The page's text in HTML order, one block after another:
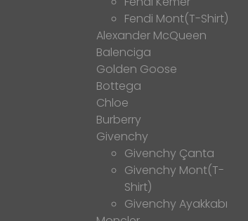
Fendi Mont(T-Shirt)
Alexander McQueen
Balenciga
Golden Goose
Bottega
Chloe
Burberry
Givenchy
Givenchy Çanta
Givenchy Mont(T-
Shirt)
Givenchy Ayakkabı